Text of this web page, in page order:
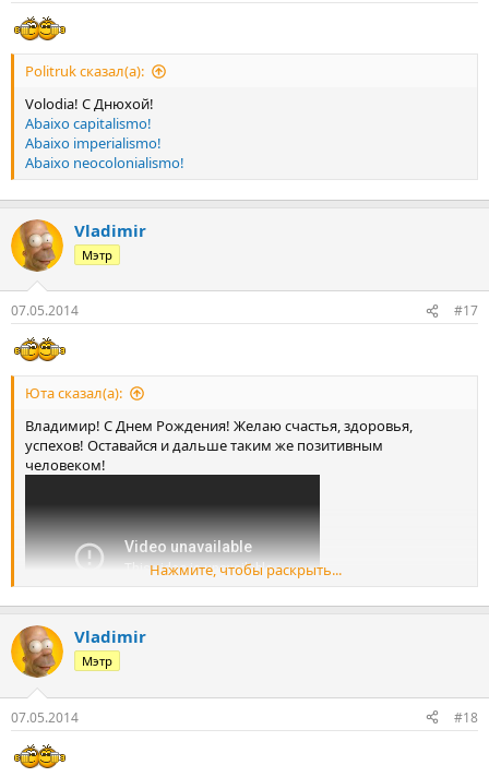
Politruk сказал(а):
Volodia! С Днюхой!
Abaixo capitalismo!
Abaixo imperialismo!
Abaixo neocolonialismo!
Vladimir
Мэтр
07.05.2014 #17
Юта сказал(а):
Владимир! С Днем Рождения! Желаю счастья, здоровья,
успехов! Оставайся и дальше таким же позитивным
человеком!
Нажмите, чтобы раскрыть...
Vladimir
Мэтр
07.05.2014 #18